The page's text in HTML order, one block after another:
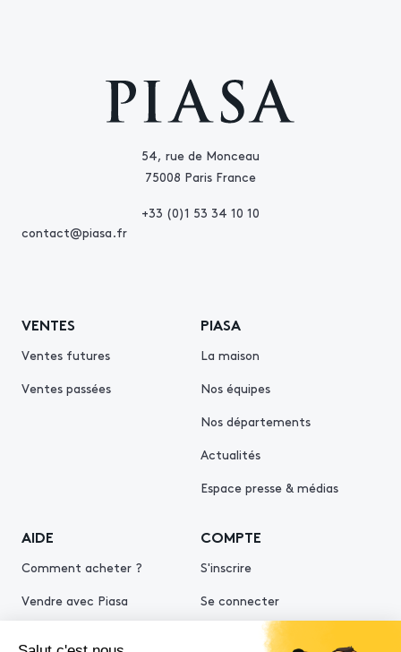
54, rue de Monceau
75008 Paris France
+33 (0)1 53 34 10 10
contact@piasa.fr
VENTES
Ventes futures
Ventes passées
PIASA
La maison
Nos équipes
Nos départements
Actualités
Espace presse & médias
AIDE
Comment acheter ?
Vendre avec Piasa
COMPTE
S'inscrire
Se connecter